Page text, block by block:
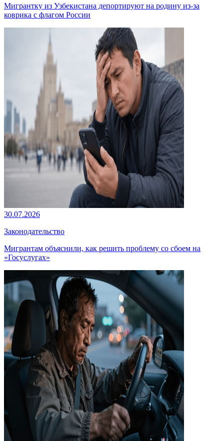
Мигрантку из Узбекистана депортируют на родину из-за
коврика с флагом России
30.07.2026
Законодательство
Мигрантам объяснили, как решить проблему со сбоем на
«Госуслугах»